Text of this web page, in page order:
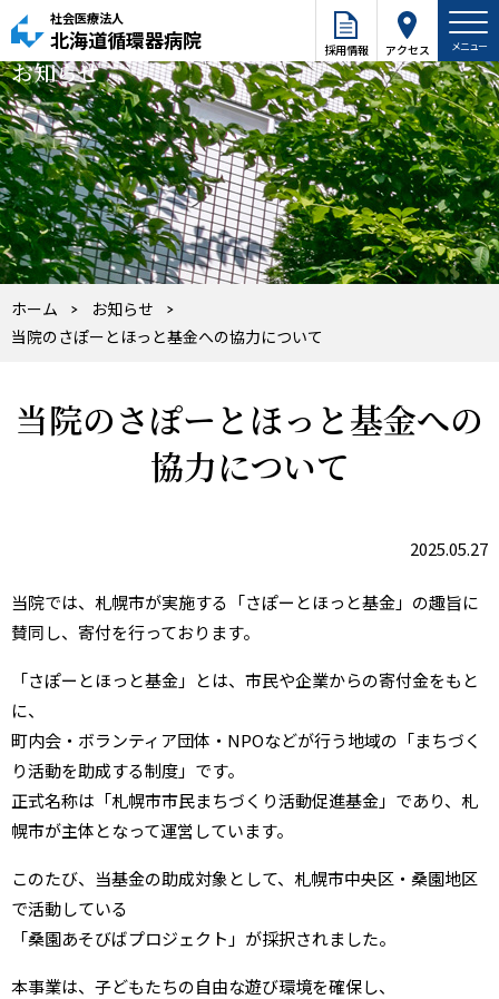
社会医療法人
北海道循環器病院 採用情報 アクセス
お知らせ
ホーム
お知らせ
当院のさぽーとほっと基金への協力について
当院のさぽーとほっと基金への
協力について
2025.05.27
当院では、札幌市が実施する「さぽーとほっと基金」の趣旨に
賛同し、寄付を行っております。
「さぽーとほっと基金」とは、市民や企業からの寄付金をもと
に、
町内会・ボランティア団体・ NPOなどが行う地域の「まちづく
り活動を助成する制度」です。
正式名称は「札幌市市民まちづくり活動促進基金」であり、札
幌市が主体となって運営しています。
このたび、当基金の助成対象として、札幌市中央区・桑園地区
で活動している
「桑園あそびばプロジェクト」が採択されました。
本事業は、子どもたちの自由な遊び環境を確保し、